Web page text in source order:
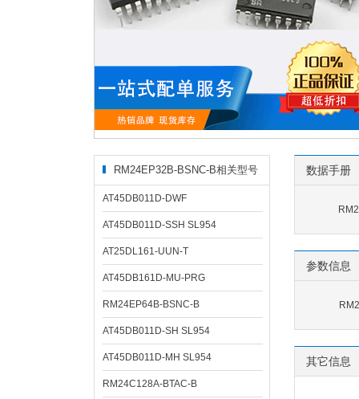
RM24EP32B-BSNC-B相关型号
AT45DB011D-DWF
AT45DB011D-SSH SL954
AT25DL161-UUN-T
AT45DB161D-MU-PRG
RM24EP64B-BSNC-B
AT45DB011D-SH SL954
AT45DB011D-MH SL954
RM24C128A-BTAC-B
数据手册
参数信息
其它信息